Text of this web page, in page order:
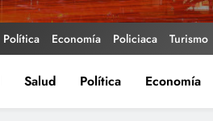
Política Economía Policiaca Turismo
Salud Política Economía